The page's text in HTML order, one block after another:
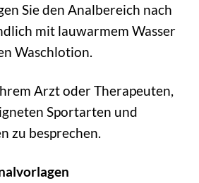
Sie den Analbereich nach
mit lauwarmem Wasser
Waschlotion.
Arzt oder Therapeuten,
Sportarten und
zu besprechen.